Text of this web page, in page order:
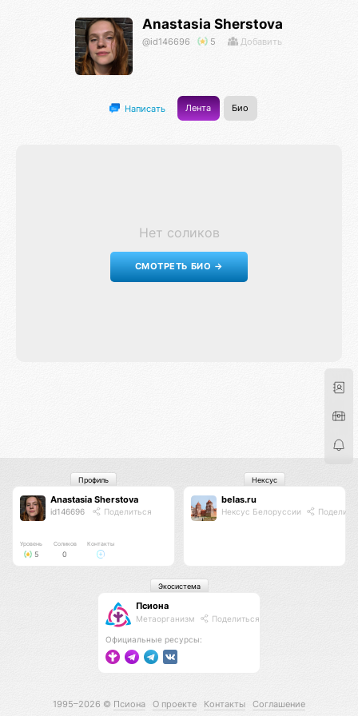
Anastasia Sherstova
@id146696 5 Добавить
Написать Лента Био
Нет соликов
СМОТРЕТЬ БИО →
Anastasia Sherstova
id146696 Поделиться
Уровень
5
Соликов
0
Контакты
Профиль
belas.ru
Нексус Белоруссии
Нексус
Псиона
Метаорганизм Поделиться
Официальные ресурсы:
Экосистема
1995–2026 © Псиона О проекте Контакты Соглашение